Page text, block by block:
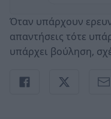
Όταν υπάρχουν
απαντήσεις τότε
υπάρχει βούληση,